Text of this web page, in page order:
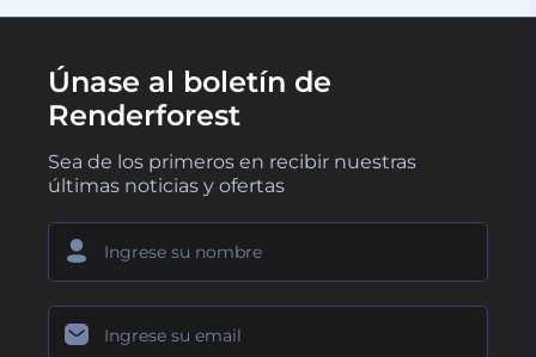
Únase al boletín de
Renderforest
Sea de los primeros en recibir nuestras
últimas noticias y ofertas